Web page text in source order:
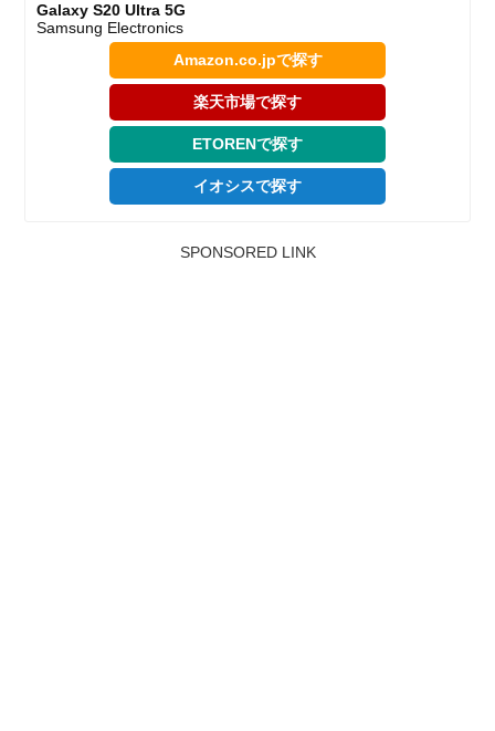
Galaxy S20 Ultra 5G
Samsung Electronics
Amazon.co.jpで探す
楽天市場で探す
ETORENで探す
イオシスで探す
SPONSORED LINK